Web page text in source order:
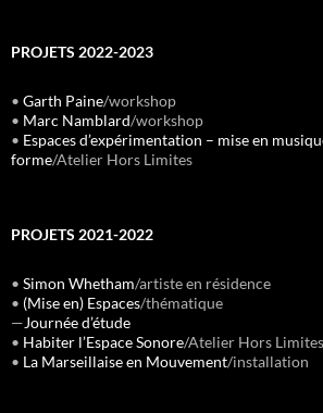
PROJETS 2022-2023
• Garth Paine/workshop
• Marc Namblard/workshop
• Espaces d’expérimentation – mise en
forme/Atelier Hors Limites
PROJETS 2021-2022
• Simon Whetham/artiste en résidence
• (Mise en) Espaces/thématique
—Journée d’étude
• Habiter l’Espace Sonore/Atelier Hors Limites
• La Marseillaise en Mouvement/installation